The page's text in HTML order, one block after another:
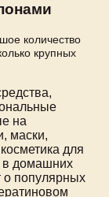
количество
крупных
на
маски,
для
в домашних
о популярных